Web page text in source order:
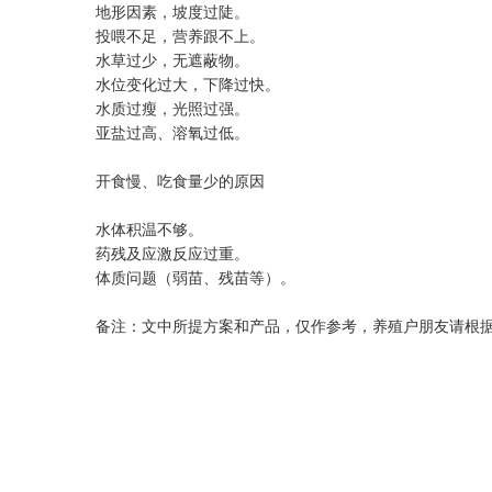
地形因素，坡度过陡。
投喂不足，营养跟不上。
水草过少，无遮蔽物。
水位变化过大，下降过快。
水质过瘦，光照过强。
亚盐过高、溶氧过低。
开食慢、吃食量少的原因
水体积温不够。
药残及应激反应过重。
体质问题（弱苗、残苗等）。
备注：文中所提方案和产品，仅作参考，养殖户朋友请根